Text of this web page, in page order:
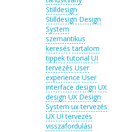
Stilldesign
Stilldesign Design
System
szemantikus
keresés tartalom
tippek tutorial UI
tervezés User
experience User
interface design UX
design UX Design
System ux tervezés
UX UI tervezés
visszafordulási